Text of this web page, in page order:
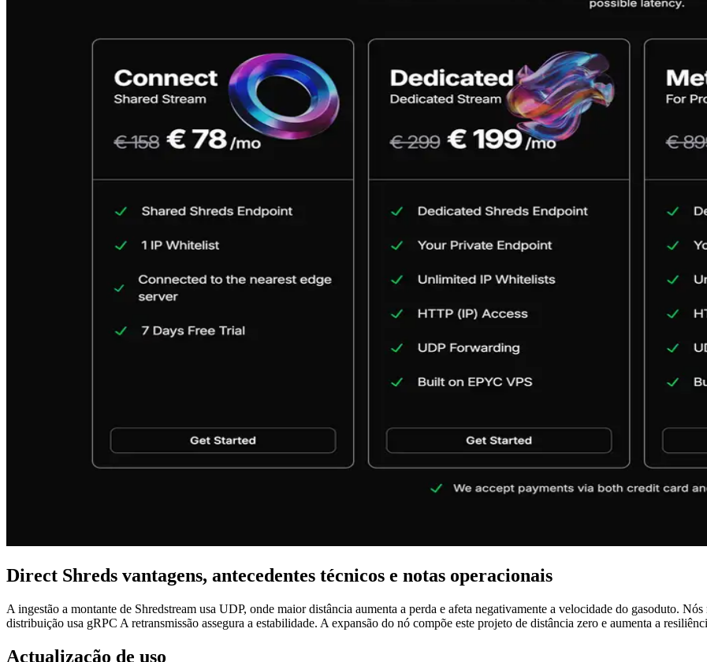
Direct Shreds vantagens, antecedentes técnicos e notas operacionais
A ingestão a montante de Shredstream usa UDP, onde maior distância aumenta a perda e afeta negativamente a velocidade do gasoduto.
distribuição usa gRPC A retransmissão assegura a estabilidade. A expansão do nó compõe este projeto de distância zero e aumenta a
Actualização de uso